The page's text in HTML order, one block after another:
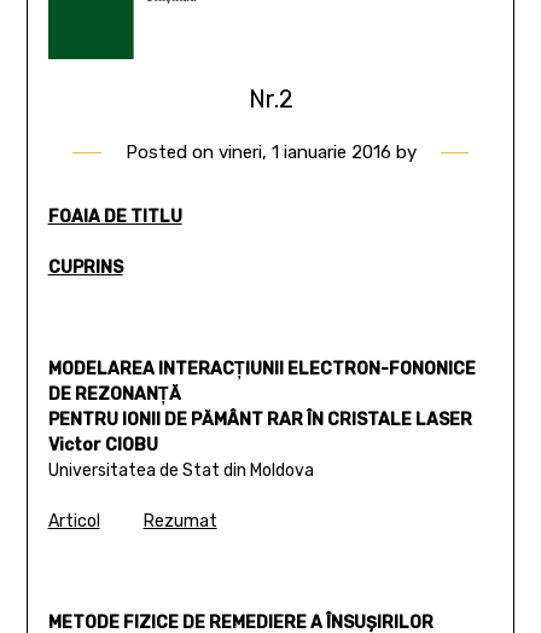
Nr.2
Posted on vineri, 1 ianuarie 2016 by
FOAIA DE TITLU
CUPRINS
MODELAREA INTERACŢIUNII ELECTRON-FONONICE
DE REZONANŢĂ
PENTRU IONII DE PĂMÂNT RAR ÎN CRISTALE LASER
Victor CIOBU
Universitatea de Stat din Moldova
Articol Rezumat
METODE FIZICE DE REMEDIERE A ÎNSUŞIRILOR